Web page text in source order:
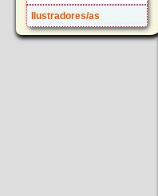
Ilustradores/as